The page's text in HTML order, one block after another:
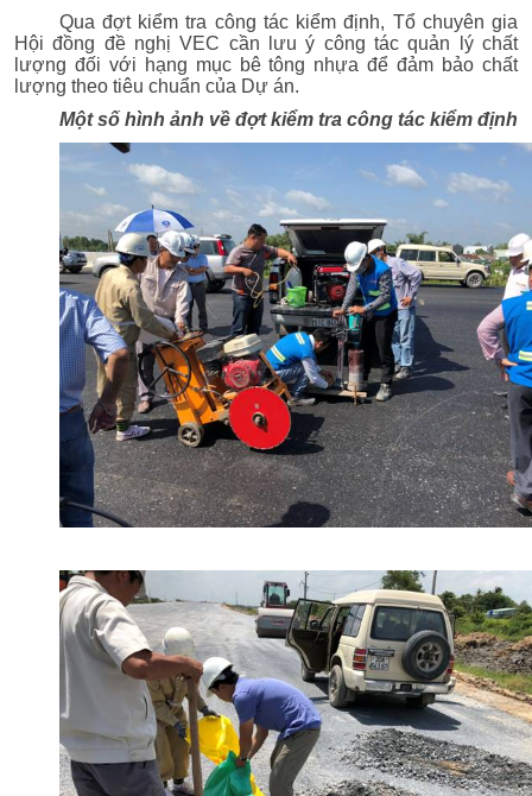
Qua đợt kiểm tra công tác kiểm định, Tổ chuyên gia
Hội đồng đề nghị VEC cần lưu ý công tác quản lý chất
lượng đối với hạng mục bê tông nhựa để đảm bảo chất
lượng theo tiêu chuẩn của Dự án.
Một số hình ảnh về đợt kiểm tra công tác kiểm định